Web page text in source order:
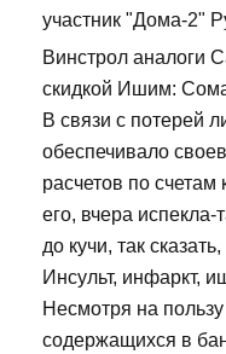
участник "Дома-2"
Винстрол аналоги
скидкой Ишим:
В связи с потерей
обеспечивало
расчетов по
его, вчера испекла-
до кучи, так
Инсульт, инфаркт,
Несмотря на
содержащихся в